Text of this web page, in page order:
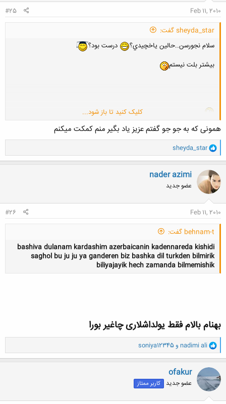
Feb 11, 2010
#25
sheyda_star گفت:
سلام نجورسن..حالين ياخچيدي؟
درست بود؟
بيشتر بلت نيستم
کلیک کنید تا باز شود...
همونی که به جو جو گفتم عزیز یاد بگیر منم کمکت میکنم
و
ا
ک
ن
ش
ه
ا
sheyda_star
nader azimi
عضو جدید
Feb 11, 2010
#26
behnam-t گفت:
bashiva dulanam kardashim azerbaicanin kadennareda kishidi
saghol bu ju ju ya ganderen biz bashka dil turkden bilmirik
biliyajayik hech zamanda bilmemishik
بهنام بالام فقط یولداشلاری چاغیر بورا
و
ا
ک
ن
ش
ه
ا
nadimi ali وsoniya12345
ofakur
عضو جدید کاربر ممتاز